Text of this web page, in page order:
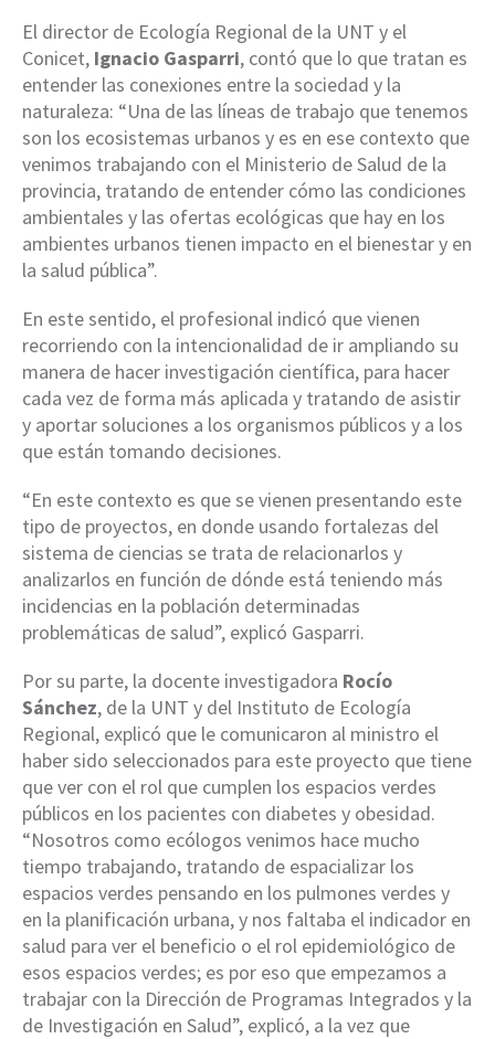
El director de Ecología Regional de la UNT y el
Conicet, Ignacio Gasparri, contó que lo que tratan es
entender las conexiones entre la sociedad y la
naturaleza: “Una de las líneas de trabajo que tenemos
son los ecosistemas urbanos y es en ese contexto que
venimos trabajando con el Ministerio de Salud de la
provincia, tratando de entender cómo las condiciones
ambientales y las ofertas ecológicas que hay en los
ambientes urbanos tienen impacto en el bienestar y en
la salud pública”.
En este sentido, el profesional indicó que vienen
recorriendo con la intencionalidad de ir ampliando su
manera de hacer investigación científica, para hacer
cada vez de forma más aplicada y tratando de asistir
y aportar soluciones a los organismos públicos y a los
que están tomando decisiones.
“En este contexto es que se vienen presentando este
tipo de proyectos, en donde usando fortalezas del
sistema de ciencias se trata de relacionarlos y
analizarlos en función de dónde está teniendo más
incidencias en la población determinadas
problemáticas de salud”, explicó Gasparri.
Por su parte, la docente investigadora Rocío
Sánchez, de la UNT y del Instituto de Ecología
Regional, explicó que le comunicaron al ministro el
haber sido seleccionados para este proyecto que tiene
que ver con el rol que cumplen los espacios verdes
públicos en los pacientes con diabetes y obesidad.
“Nosotros como ecólogos venimos hace mucho
tiempo trabajando, tratando de espacializar los
espacios verdes pensando en los pulmones verdes y
en la planificación urbana, y nos faltaba el indicador en
salud para ver el beneficio o el rol epidemiológico de
esos espacios verdes; es por eso que empezamos a
trabajar con la Dirección de Programas Integrados y la
de Investigación en Salud”, explicó, a la vez que